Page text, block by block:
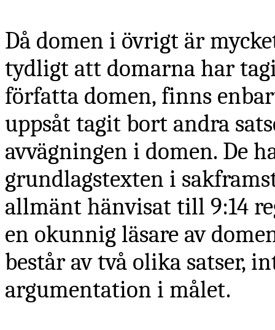
Då domen i övrigt är
tydligt att domarna har
författa domen, finns
uppsåt tagit bort andra
avvägningen i domen. De
grundlagstexten i
allmänt hänvisat till 9:14
en okunnig läsare av
består av två olika satser,
argumentation i målet.